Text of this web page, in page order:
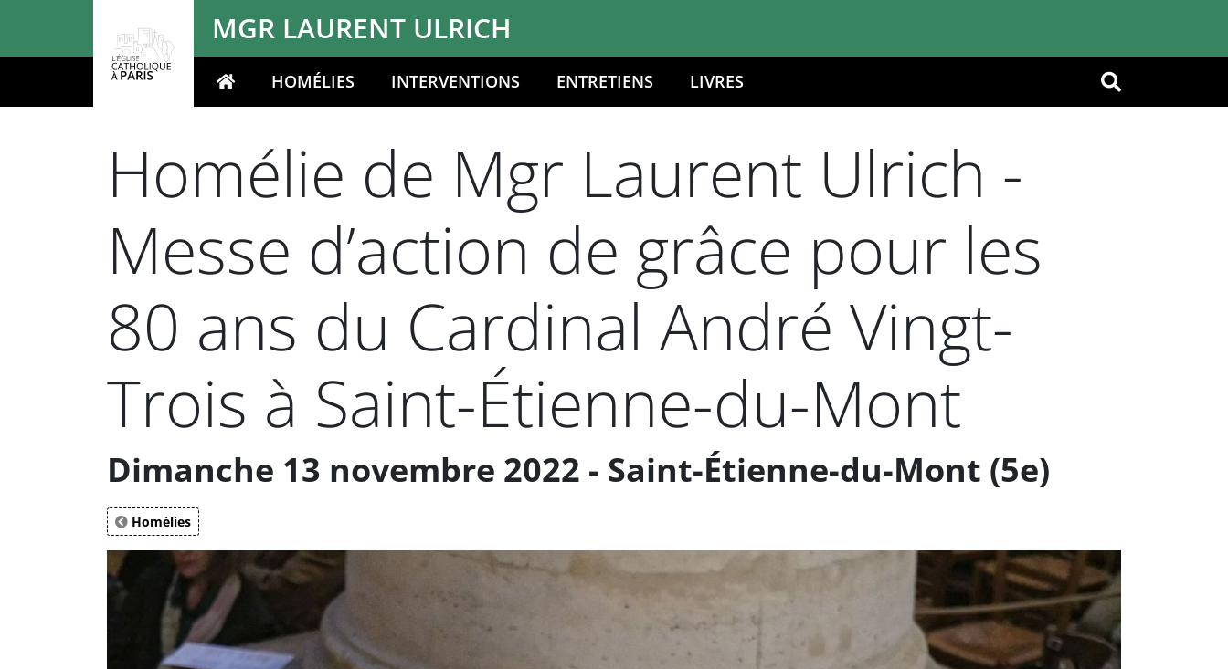
MGR LAURENT ULRICH
Votre recherche OK
HOMÉLIES INTERVENTIONS ENTRETIENS LIVRES
Homélie de Mgr Laurent Ulrich -
Messe d’action de grâce pour les
80 ans du Cardinal André Vingt-
Trois à Saint-Étienne-du-Mont
Dimanche 13 novembre 2022 - Saint-Étienne-du-Mont (5e)
Homélies